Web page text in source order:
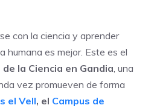
con la ciencia y aprender
humana es mejor. Este es el
de la Ciencia en Gandia , una
vez promueven de forma
el Vell, el Campus de